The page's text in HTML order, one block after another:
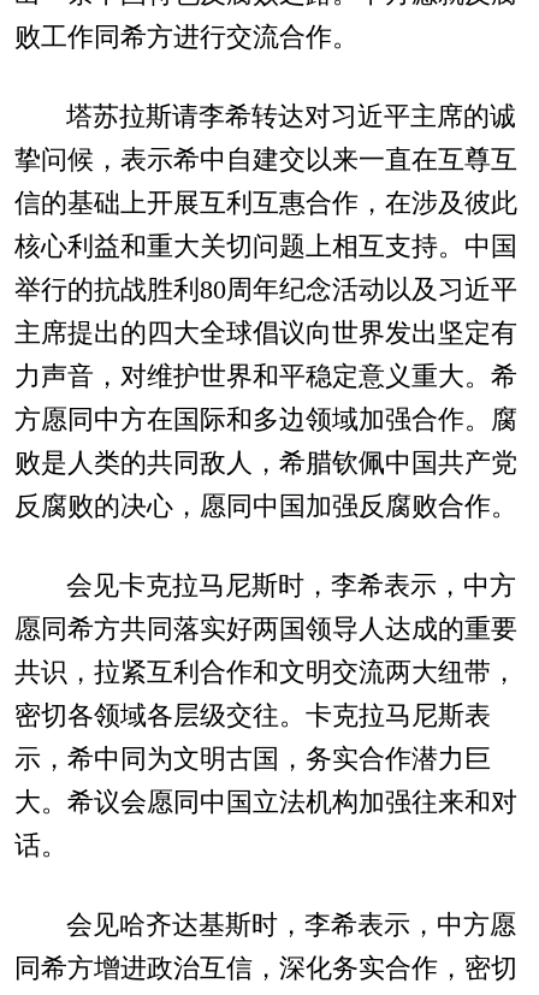
败工作同希方进行交流合作。
塔苏拉斯请李希转达对习近平主席的诚
挚问候，表示希中自建交以来一直在互尊互
信的基础上开展互利互惠合作，在涉及彼此
核心利益和重大关切问题上相互支持。中国
举行的抗战胜利80周年纪念活动以及习近平
主席提出的四大全球倡议向世界发出坚定有
力声音，对维护世界和平稳定意义重大。希
方愿同中方在国际和多边领域加强合作。腐
败是人类的共同敌人，希腊钦佩中国共产党
反腐败的决心，愿同中国加强反腐败合作。
会见卡克拉马尼斯时，李希表示，中方
愿同希方共同落实好两国领导人达成的重要
共识，拉紧互利合作和文明交流两大纽带，
密切各领域各层级交往。卡克拉马尼斯表
示，希中同为文明古国，务实合作潜力巨
大。希议会愿同中国立法机构加强往来和对
话。
会见哈齐达基斯时，李希表示，中方愿
同希方增进政治互信，深化务实合作，密切